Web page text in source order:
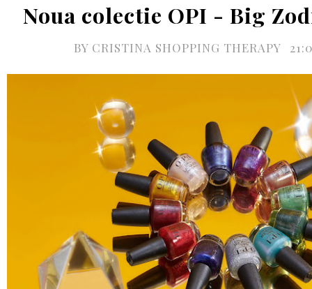
Noua colectie OPI - Big
BY CRISTINA SHOPPING THERAPY